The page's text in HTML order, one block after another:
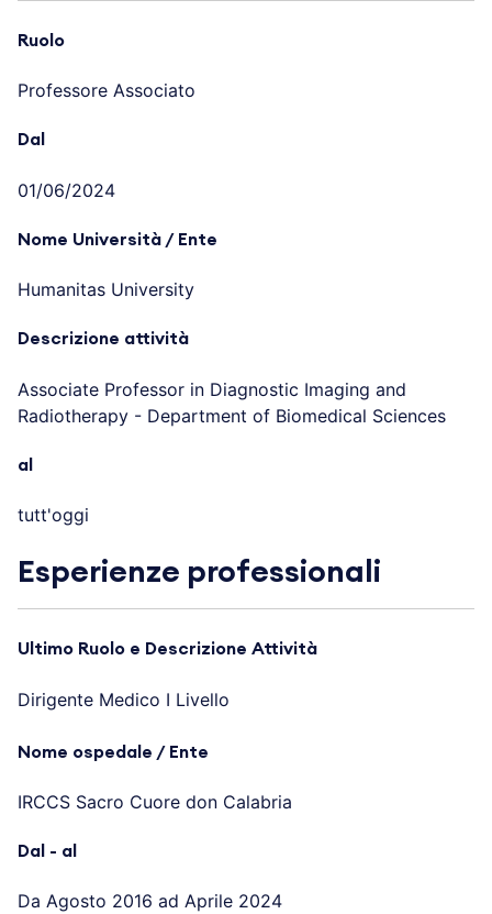
Ruolo
Professore Associato
Dal
01/06/2024
Nome Università / Ente
Humanitas University
Descrizione attività
Associate Professor in Diagnostic Imaging and
Radiotherapy - Department of Biomedical Sciences
al
tutt'oggi
Esperienze professionali
Ultimo Ruolo e Descrizione Attività
Dirigente Medico I Livello
Nome ospedale / Ente
IRCCS Sacro Cuore don Calabria
Dal - al
Da Agosto 2016 ad Aprile 2024